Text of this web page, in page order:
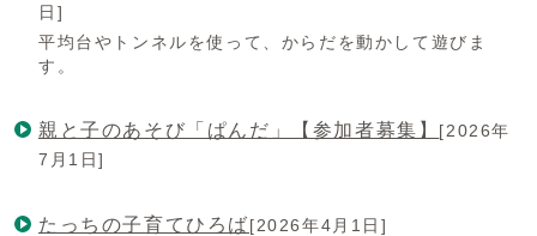
日]
平均台やトンネルを使って、からだを動かして遊びま
す。
親と子のあそび「ぱんだ」【参加者募集】 [2026年
7月1日]
たっちの子育てひろば[2026年4月1日]